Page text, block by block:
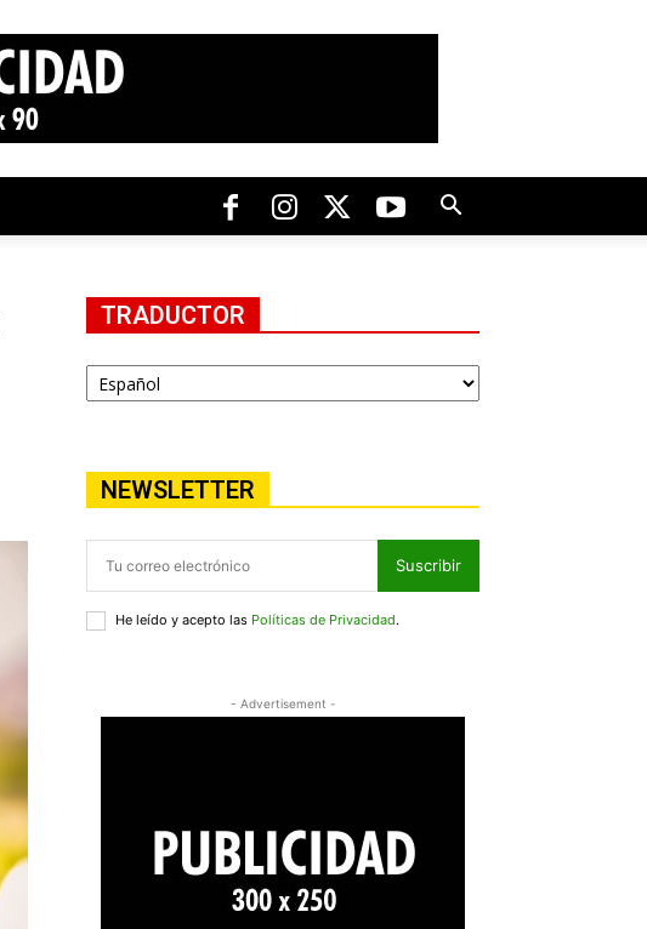
TRADUCTOR
NEWSLETTER
Suscribir
He leído y acepto las Políticas de Privacidad.
- Advertisement -